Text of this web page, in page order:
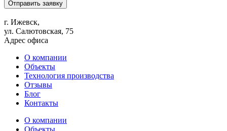
Отправить заявку
г. Ижевск,
ул. Салютовская, 75
Адрес офиса
О компании
Объекты
Технология производства
Отзывы
Блог
Контакты
О компании